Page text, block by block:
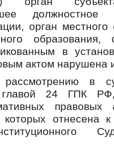
должностное
орган местного
в
актом нарушена
в
главой 24 ГПК
правовых
которых отнесена